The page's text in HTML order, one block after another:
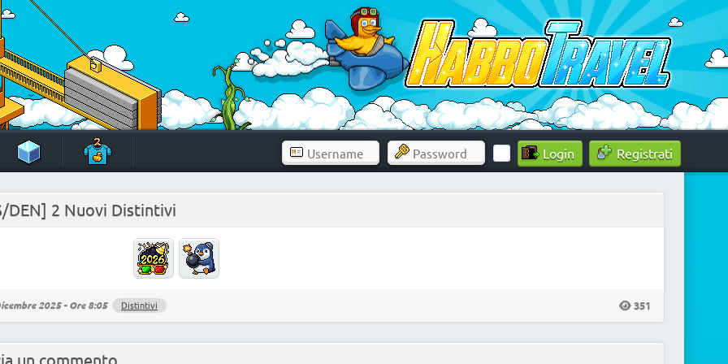
Registrati
DEN] 2 Nuovi Distintivi
2025 - Ore 8:05 Distintivi 351
un commento